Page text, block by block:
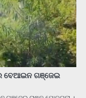
ବେଆଇନ ଗଞ୍ଜେଇ